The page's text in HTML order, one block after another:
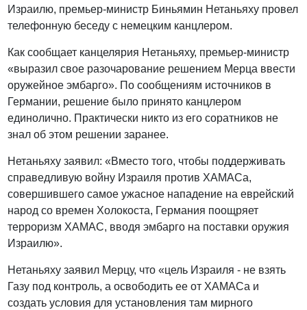
Израилю, премьер-министр Биньямин Нетаньяху провел
телефонную беседу с немецким канцлером.
Как сообщает канцелярия Нетаньяху, премьер-министр
«выразил свое разочарование решением Мерца ввести
оружейное эмбарго». По сообщениям источников в
Германии, решение было принято канцлером
единолично. Практически никто из его соратников не
знал об этом решении заранее.
Нетаньяху заявил: «Вместо того, чтобы поддерживать
справедливую войну Израиля против ХАМАСа,
совершившего самое ужасное нападение на еврейский
народ со времен Холокоста, Германия поощряет
терроризм ХАМАС, вводя эмбарго на поставки оружия
Израилю».
Нетаньяху заявил Мерцу, что «цель Израиля - не взять
Газу под контроль, а освободить ее от ХАМАСа и
создать условия для установления там мирного